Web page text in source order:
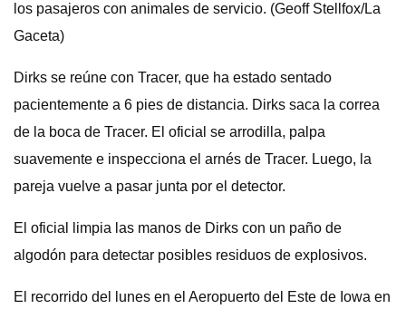
los pasajeros con animales de servicio. (Geoff Stellfox/La
Gaceta)
Dirks se reúne con Tracer, que ha estado sentado
pacientemente a 6 pies de distancia. Dirks saca la correa
de la boca de Tracer. El oficial se arrodilla, palpa
suavemente e inspecciona el arnés de Tracer. Luego, la
pareja vuelve a pasar junta por el detector.
El oficial limpia las manos de Dirks con un paño de
algodón para detectar posibles residuos de explosivos.
El recorrido del lunes en el Aeropuerto del Este de Iowa en